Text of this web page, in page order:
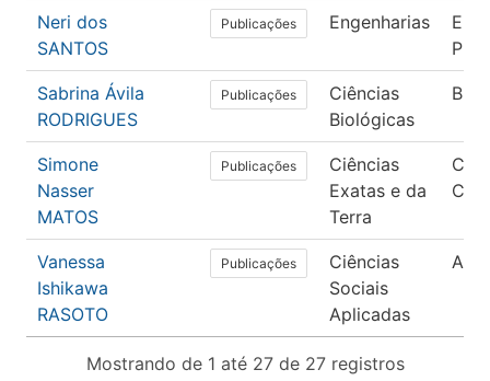
Neri dos
SANTOS
Publicações Engenharias
Sabrina Ávila
RODRIGUES
Publicações
Ciências
Biológicas
Simone
Nasser
MATOS
Publicações
Ciências
Exatas e da
Terra
Vanessa
Ishikawa
RASOTO
Publicações
Ciências
Sociais
Aplicadas
Mostrando de 1 até 27 de 27 registros